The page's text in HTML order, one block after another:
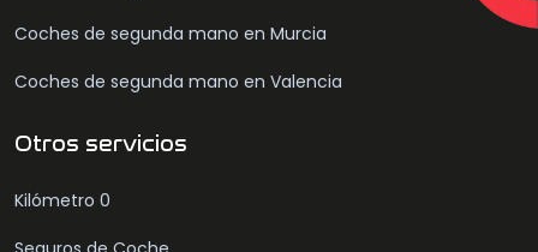
Coches de segunda mano en Murcia
Coches de segunda mano en Valencia
Otros servicios
Kilómetro 0